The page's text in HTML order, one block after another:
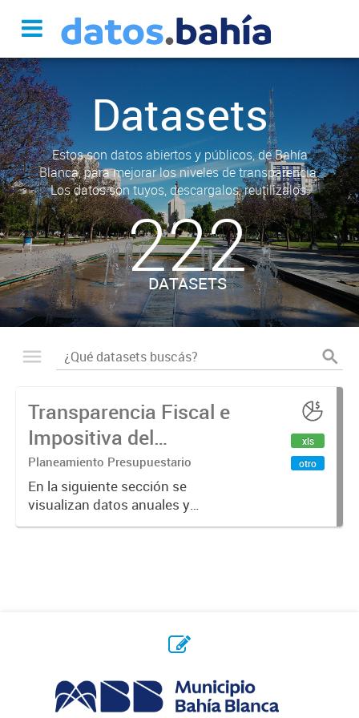
Datasets
Estos son datos abiertos y públicos, de Bahía
Blanca, para mejorar los niveles de transparencia.
Los datos son tuyos, descargalos, reutilizalos.
222
DATASETS
Transparencia Fiscal e
Impositiva del
Municipio. Año 2024
Planeamiento Presupuestario
En la siguiente sección se
visualizan datos anuales y
trimestrales referidos a la
xls
otro